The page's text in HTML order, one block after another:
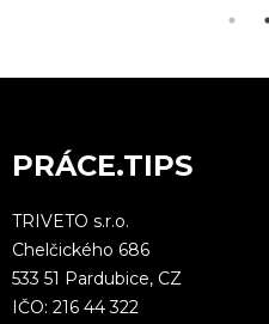
PRÁCE.TIPS
TRIVETO s.r.o.
Chelčického 686
533 51 Pardubice, CZ
IČO: 216 44 322